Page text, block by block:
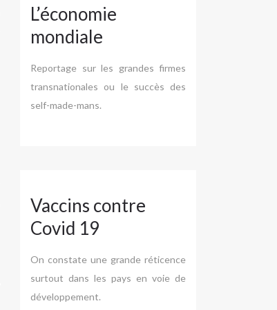
L’économie
mondiale
Reportage sur les grandes firmes
transnationales ou le succès des
self-made-mans.
Vaccins contre
Covid 19
On constate une grande réticence
surtout dans les pays en voie de
développement.